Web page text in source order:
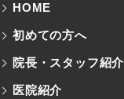
HOME
初めての方へ
院長・スタッフ紹介
医院紹介